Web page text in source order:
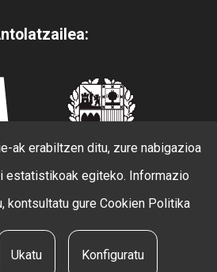
eskubide guztiak erreserbatuak.
ak erabiltzen ditu, zure nabigazioa
estatistikoak egiteko. Informazio
kontsultatu gure Cookien Politika
Ukatu Konfiguratu